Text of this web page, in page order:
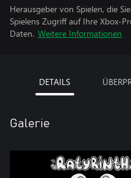
Herausgeber von Spielen, die
Spielens Zugriff auf Ihre Xbox-
Daten. Weitere Informationen
DETAILS
Galerie